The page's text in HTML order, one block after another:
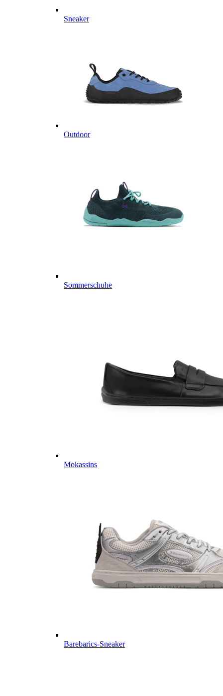
Sneaker
Outdoor
Sommerschuhe
Mokassins
Barebarics-Sneaker